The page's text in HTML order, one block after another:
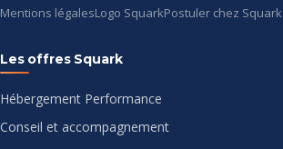
Mentions légalesLogo SquarkPostuler chez Squark
Les offres Squark
Hébergement Performance
Conseil et accompagnement